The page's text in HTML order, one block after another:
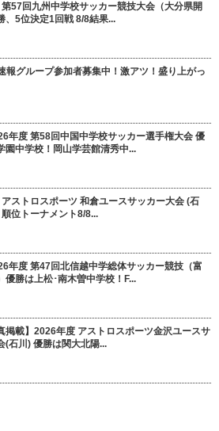
57回九州中学校サッカー競技大会（大分県開
、5位決定1回戦 8/8結果...
報グループ参加者募集中！激アツ！盛り上がっ
年度 第58回中国中学校サッカー選手権大会 優
園中学校！岡山学芸館清秀中...
ストロスポーツ 和倉ユースサッカー大会 (石
位トーナメント8/8...
年度 第47回北信越中学総体サッカー競技（富
優勝は上松･南木曽中学校！F...
掲載】2026年度 アストロスポーツ金沢ユースサ
(石川) 優勝は関大北陽...